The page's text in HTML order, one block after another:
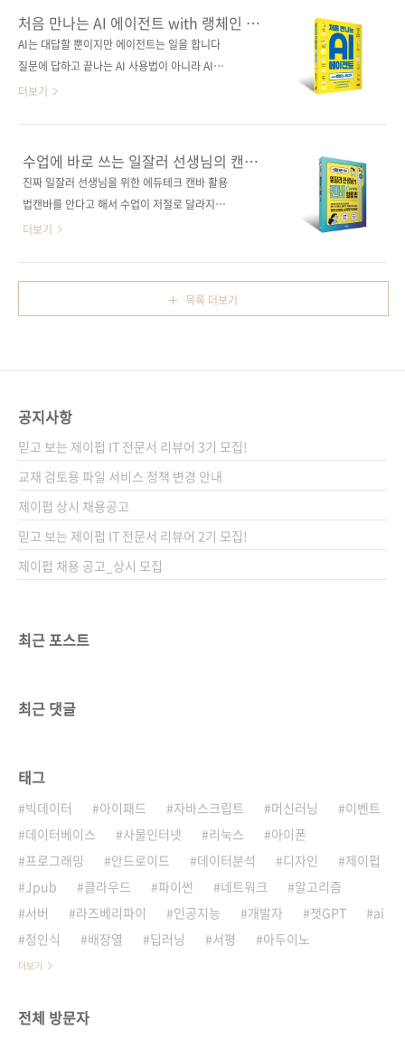
‘신의 분노’로 해석했던 역사적 순간들과 지금의
상황이 어딘가 닮아 있습니다. 원리를 명확히 알
지 못하는 거대한 현상은 우리에게 늘 신비주의
적 경..
는 계속 등장하고, 익혀야 할 프로그램도 한두 개
가 아닙니다. 그러다 보니 '학생들과 어떻게 더
잘 소통할 수 있을까'라는 가장 중요한 질문을 놓
생님의 캔바 Canva 활용법》은 바쁜 선생님들
을 위해 교실에 꼭 필요한 활용법만 선별해 담았
경험이 없어도, 캔바에서 몇 번만 클릭하면 교실
환경을 구성하고 수업/행사에 필요한 자료를 번
듯하게 완성할 수 있습니다. 이제는 ‘캔바를 ..
처음 만나는 AI 에이전트 with 랭체인 &
MCP
AI는 대답할 뿐이지만 에이전트는 일을 합니다
질문에 답하고 끝나는 AI 사용법이 아니라 AI에
일을 맡기고 하나의 흐름을 만드는 방법을 다루
스템까지 단계별로 직접 만들면서 왜 이런 구조
가 필요한지 쉽게 이해할 수 있도록 구성했다. 프
로젝트를 완성해가는 과정을 통해 흐름과 구조
람 대신 일을 맡길 수 있는 AI 에이전트 시스템이
완성되어 있을 것이다. 도서 구매 사이트(가나다
순) [교보문고] [도서11번가] [알라딘] [예스이십
사] [쿠팡] 전자책 구매 사이트(가나다순) [교보
더보기
수업에 바로 쓰는 일잘러 선생님의 캔바
Canva 활용법
진짜 일잘러 선생님을 위한 에듀테크 캔바 활용
법캔바를 안다고 해서 수업이 저절로 달라지지
는 않는다. 하지만 이 책은 다르다. 캔바라는 도
책은 캔바를 이용해 우리반만의 디지털 수업 환
경을 세팅하고, 꼭 필요한 행정 자료 제작부터 프
줄 것이다. 도서 구매 사이트(가나다순) [교보문
고] [도서11번가] [알라딘] [예스이십사] [쿠팡]
전자책 구매 사이트(가나다순) [교보문고] [구글
북스] [리디북스] [알라딘] [..
더보기
목록 더보기
공지사항
믿고 보는 제이펍 IT 전문서 리뷰어 3기 모집!
교재 검토용 파일 서비스 정책 변경 안내
제이펍 상시 채용공고
믿고 보는 제이펍 IT 전문서 리뷰어 2기 모집!
제이펍 채용 공고_상시 모집
최근 포스트
최근 댓글
태그
빅데이터 아이패드 자바스크립트 머신러닝
이벤트
데이터베이스
사물인터넷 리눅스
아이폰
프로그래밍
안드로이드 데이터분석 디자인
제이펍
Jpub
클라우드 파이썬 네트워크
알고리즘
서버
라즈베리파이 인공지능 개발자 챗GPT
ai
정인식
배장열 딥러닝 서평 아두이노
더보기
전체 방문자